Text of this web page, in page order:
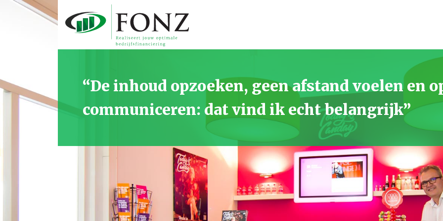
“De inhoud opzoeken, geen afstand voelen en
communiceren: dat vind ik echt belangrijk”